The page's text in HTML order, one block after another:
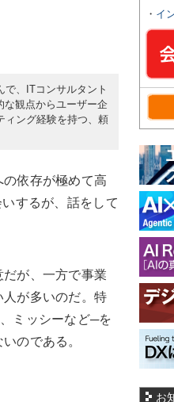
、ITコンサルタント
な観点からユーザー企
ィング経験を持つ、頼
依存が極めて高
するが、話をして
が、一方で事業
が多いのだ。特
ミッシーなど─を
のである。
・ イ
お